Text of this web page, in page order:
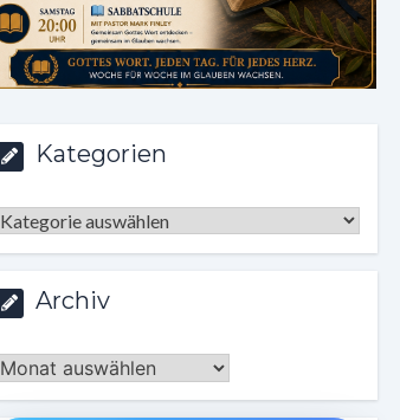
Kategorien
Kategorien
Archiv
Archiv